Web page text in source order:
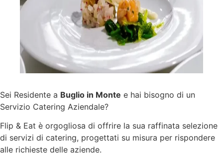
Sei Residente a Buglio in Monte e hai bisogno di un
Servizio Catering Aziendale?
Flip & Eat è orgogliosa di offrire la sua raffinata selezione
di servizi di catering, progettati su misura per rispondere
alle richieste delle aziende.